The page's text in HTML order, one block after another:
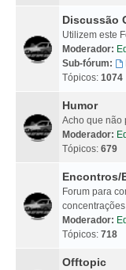
Discussão
Utilizem este
Moderador:
Sub-fórum:
Tópicos: 1074
Humor
Acho que não
Moderador:
Tópicos: 679
Encontros/
Forum para
Moderador:
Tópicos: 718
Offtopic